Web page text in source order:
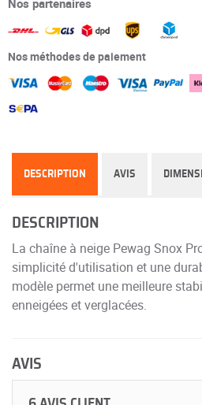
Nos partenaires
Nos méthodes de paiement
DESCRIPTION AVIS
DESCRIPTION
La chaîne à neige Pewag Snox
simplicité d'utilisation et une
modèle permet une meilleure
enneigées et verglacées.
AVIS